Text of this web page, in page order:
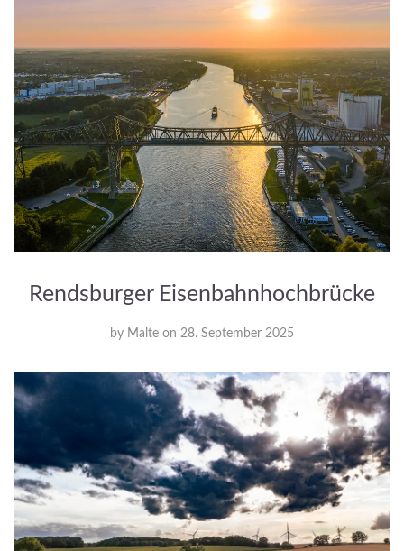
Rendsburger Eisenbahnhochbrücke
by Malte on 28. September 2025